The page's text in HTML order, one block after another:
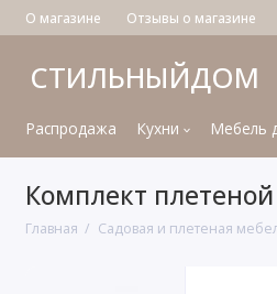
О магазине Отзывы о магазине
СТИЛЬНЫЙДОМ
Распродажа Кухни Мебель
Комплект
Главная Садовая и плетеная